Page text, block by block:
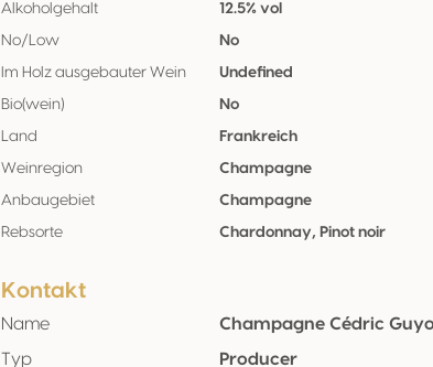
Alkoholgehalt 12.5% vol
No/Low No
Im Holz ausgebauter Wein Undefined
Bio(wein) No
Land Frankreich
Weinregion Champagne
Anbaugebiet Champagne
Rebsorte Chardonnay, Pinot noir
Kontakt
Name
Champagne Cédric
Typ
Producer